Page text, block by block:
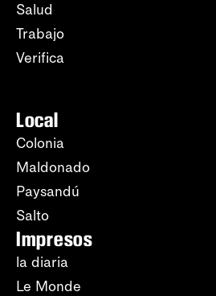
Salud
Trabajo
Verifica
Local
Colonia
Maldonado
Paysandú
Salto
Impresos
la diaria
Le Monde